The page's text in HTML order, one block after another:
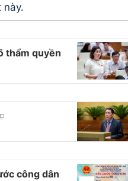
này.
thẩm quyền
công dân